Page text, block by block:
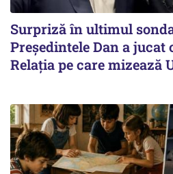
Surpriză în ultimul
Președintele Dan a jucat
Relația pe care mizează